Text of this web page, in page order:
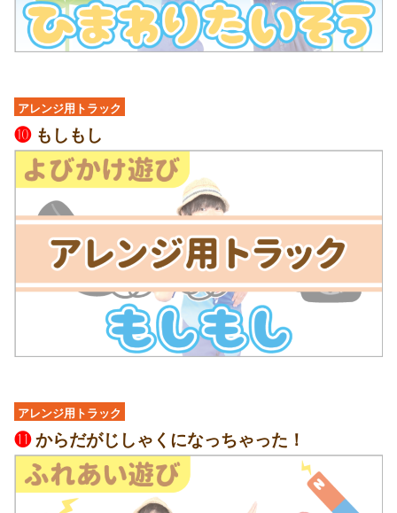
アレンジ用トラック
❿ もしもし
アレンジ用トラック
⓫からだがじしゃくになっちゃった！